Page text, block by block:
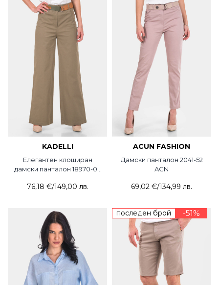
KADELLI
Елегантен клоширан
дамски панталон 18970-06
76,18 €/149,00 лв.
ACUN FASHION
Дамски панталон 2041-52
ACN
69,02 €/134,99 лв.
последен брой -51%